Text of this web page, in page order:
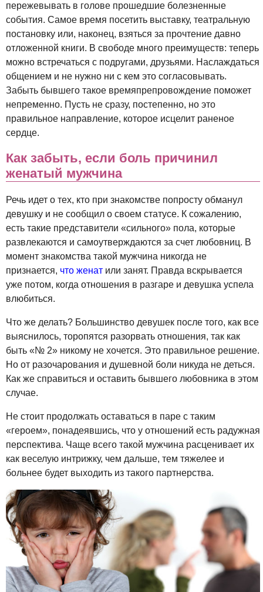
пережевывать в голове прошедшие болезненные
события. Самое время посетить выставку, театральную
постановку или, наконец, взяться за прочтение давно
отложенной книги. В свободе много преимуществ: теперь
можно встречаться с подругами, друзьями. Наслаждаться
общением и не нужно ни с кем это согласовывать.
Забыть бывшего такое времяпрепровождение поможет
непременно. Пусть не сразу, постепенно, но это
правильное направление, которое исцелит раненое
сердце.
Как забыть, если боль причинил
женатый мужчина
Речь идет о тех, кто при знакомстве попросту обманул
девушку и не сообщил о своем статусе. К сожалению,
есть такие представители «сильного» пола, которые
развлекаются и самоутверждаются за счет любовниц. В
момент знакомства такой мужчина никогда не
признается, что женат или занят. Правда вскрывается
уже потом, когда отношения в разгаре и девушка успела
влюбиться.
Что же делать? Большинство девушек после того, как все
выяснилось, торопятся разорвать отношения, так как
быть «№ 2» никому не хочется. Это правильное решение.
Но от разочарования и душевной боли никуда не деться.
Как же справиться и оставить бывшего любовника в этом
случае.
Не стоит продолжать оставаться в паре с таким
«героем», понадеявшись, что у отношений есть радужная
перспектива. Чаще всего такой мужчина расценивает их
как веселую интрижку, чем дальше, тем тяжелее и
больнее будет выходить из такого партнерства.